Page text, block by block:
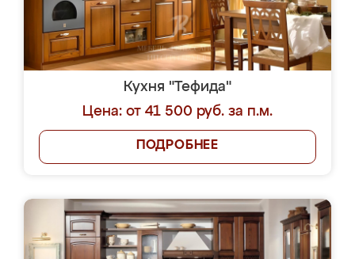
Кухня "Тефида"
Цена: от 41 500 руб. за п.м.
ПОДРОБНЕЕ